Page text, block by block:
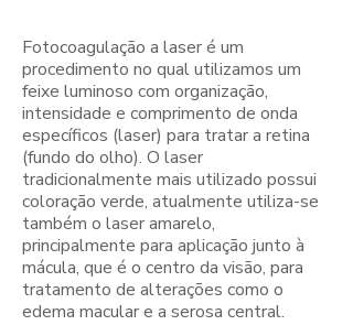
Fotocoagulação a laser é um
procedimento no qual utilizamos um
feixe luminoso com organização,
intensidade e comprimento de onda
específicos (laser) para tratar a retina
(fundo do olho). O laser
tradicionalmente mais utilizado possui
coloração verde, atualmente utiliza-se
também o laser amarelo,
principalmente para aplicação junto à
mácula, que é o centro da visão, para
tratamento de alterações como o
edema macular e a serosa central.